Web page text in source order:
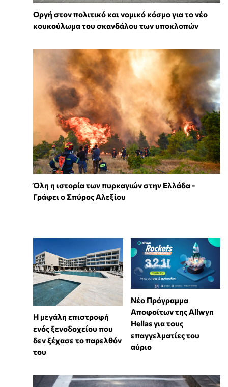
Οργή στον πολιτικό και νομικό κόσμο για το νέο
κουκούλωμα του σκανδάλου των υποκλοπών
Όλη η ιστορία των πυρκαγιών στην Ελλάδα -
Γράφει ο Σπύρος Αλεξίου
Η μεγάλη επιστροφή
ενός ξενοδοχείου που
δεν ξέχασε το παρελθόν
του
Νέο Πρόγραμμα
Αποφοίτων της Allwyn
Hellas για τους
επαγγελματίες του
αύριο